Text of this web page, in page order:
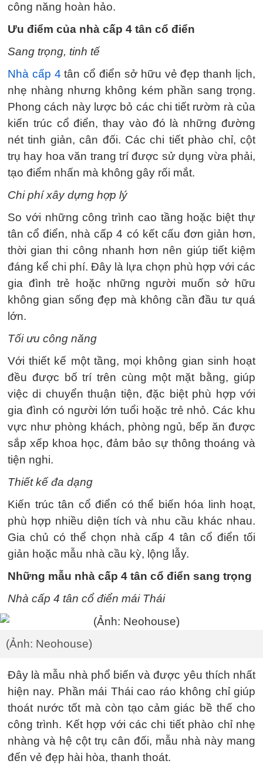
công năng hoàn hảo.
Ưu điểm của nhà cấp 4 tân cổ điển
Sang trọng, tinh tế
Nhà cấp 4 tân cổ điển sở hữu vẻ đẹp thanh lịch,
nhẹ nhàng nhưng không kém phần sang trọng.
Phong cách này lược bỏ các chi tiết rườm rà của
kiến trúc cổ điển, thay vào đó là những đường
nét tinh giản, cân đối. Các chi tiết phào chỉ, cột
trụ hay hoa văn trang trí được sử dụng vừa phải,
tạo điểm nhấn mà không gây rối mắt.
Chi phí xây dựng hợp lý
So với những công trình cao tầng hoặc biệt thự
tân cổ điển, nhà cấp 4 có kết cấu đơn giản hơn,
thời gian thi công nhanh hơn nên giúp tiết kiệm
đáng kể chi phí. Đây là lựa chọn phù hợp với các
gia đình trẻ hoặc những người muốn sở hữu
không gian sống đẹp mà không cần đầu tư quá
lớn.
Tối ưu công năng
Với thiết kế một tầng, mọi không gian sinh hoạt
đều được bố trí trên cùng một mặt bằng, giúp
việc di chuyển thuận tiện, đặc biệt phù hợp với
gia đình có người lớn tuổi hoặc trẻ nhỏ. Các khu
vực như phòng khách, phòng ngủ, bếp ăn được
sắp xếp khoa học, đảm bảo sự thông thoáng và
tiện nghi.
Thiết kế đa dạng
Kiến trúc tân cổ điển có thể biến hóa linh hoạt,
phù hợp nhiều diện tích và nhu cầu khác nhau.
Gia chủ có thể chọn nhà cấp 4 tân cổ điển tối
giản hoặc mẫu nhà cầu kỳ, lộng lẫy.
Những mẫu nhà cấp 4 tân cổ điển sang trọng
Nhà cấp 4 tân cổ điển mái Thái
(Ảnh: Neohouse)
Đây là mẫu nhà phổ biến và được yêu thích nhất
hiện nay. Phần mái Thái cao ráo không chỉ giúp
thoát nước tốt mà còn tạo cảm giác bề thế cho
công trình. Kết hợp với các chi tiết phào chỉ nhẹ
nhàng và hệ cột trụ cân đối, mẫu nhà này mang
đến vẻ đẹp hài hòa, thanh thoát.